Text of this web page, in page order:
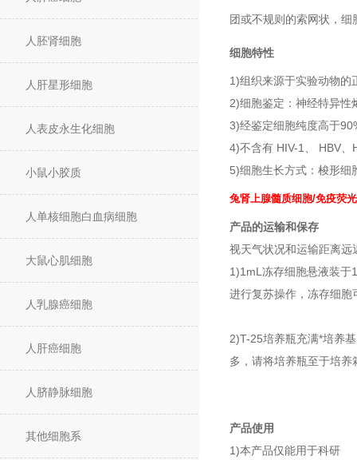
人胚肾细胞
人肝星形细胞
人表皮永生化细胞
小鼠小胶质
人单核细胞白血病细胞
大鼠心肌细胞
人乳腺癌细胞
人肝癌细胞
人脐静脉细胞
其他细胞系
团或不规则的索网状，
细胞特性
1)组织来源于实验动物的
2)细胞鉴定：神经特异性
3)经鉴定细胞纯度高于
4)不含有 HIV-1、 HBV
5)细胞生长方式：梭形细
兔肾上腺髓质细胞/免疫荧
产品的运输和保存
视天气状况和运输距离
1)1mL冻存细胞悬液装于
进行复苏操作，冻存细
2)T-25培养瓶充满*培养
多，请将培养瓶至于培
产品使用
1)本产品仅能用于科研